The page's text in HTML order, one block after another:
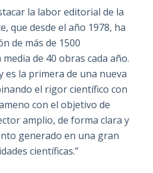
la labor editorial de la
que desde el año 1978, ha
de más de 1500
de 40 obras cada año.
es la primera de una nueva
el rigor científico con
con el objetivo de
amplio, de forma clara y
generado en una gran
científicas.”